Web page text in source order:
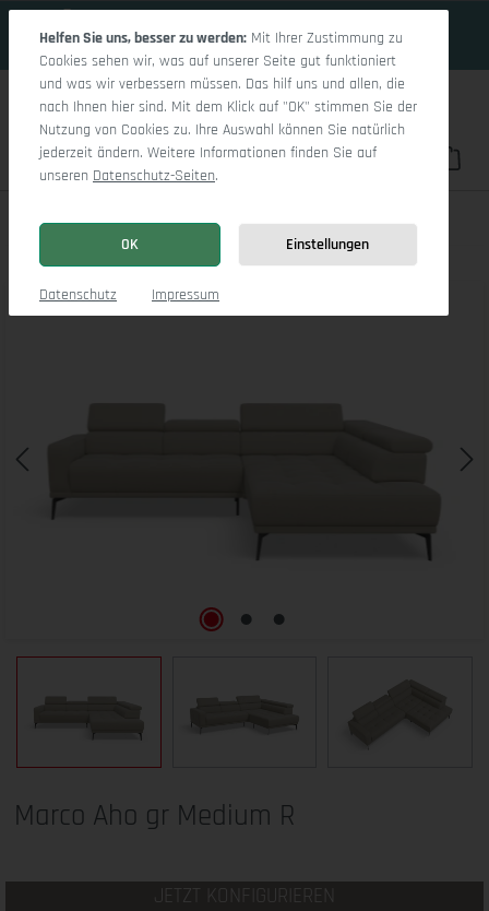
Du hast 0
Marco Aho gr Medium R
Bildergalerie überspringen
Marco Aho gr Medium R
JETZT KONFIGURIEREN
Helfen Sie uns, besser zu werden: Mit Ihrer Zustimmung zu
Cookies sehen wir, was auf unserer Seite gut funktioniert
und was wir verbessern müssen. Das hilf uns und allen, die
nach Ihnen hier sind. Mit dem Klick auf "OK" stimmen Sie der
Nutzung von Cookies zu. Ihre Auswahl können Sie natürlich
jederzeit ändern. Weitere Informationen finden Sie auf
unseren Datenschutz-Seiten.
OK Einstellungen
Datenschutz Impressum